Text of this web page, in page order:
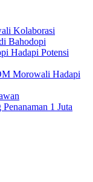
Kolaborasi
Bahodopi
Hadapi Potensi
Morowali Hadapi
1 Juta